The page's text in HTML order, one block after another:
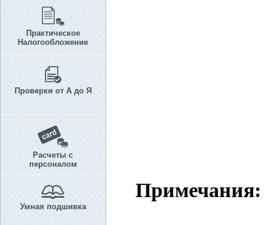
Практическое
Налогообложение
Проверки от А до Я
Расчеты с
персоналом
Умная подшивка
Примечания: